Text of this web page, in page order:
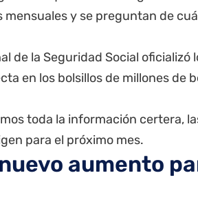
mensuales y se preguntan de
de la Seguridad Social oficializó
en los bolsillos de millones de
toda la información certera,
para el próximo mes.
aumento